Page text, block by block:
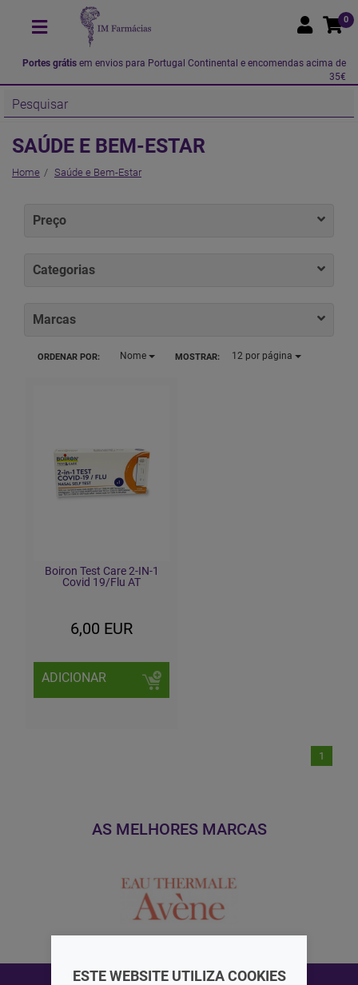
0
Portes grátis em envios para Portugal Continental e encomendas acima de
35€
SAÚDE E BEM-ESTAR
Home Saúde e Bem-Estar
Preço
Categorias
Marcas
ORDENAR POR: Nome MOSTRAR: 12por página
Boiron Test Care 2-IN-1
Covid 19/Flu AT
6,00 EUR
ADICIONAR
1
AS MELHORES MARCAS
ESTE WEBSITE UTILIZA COOKIES